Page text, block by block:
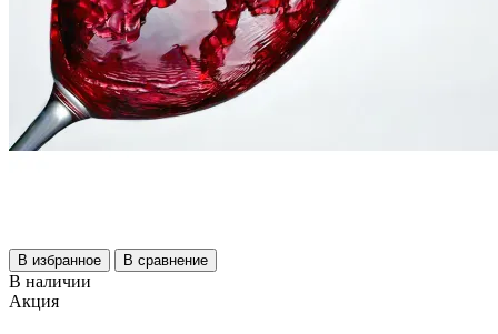
В избранное В сравнение
В наличии
Акция